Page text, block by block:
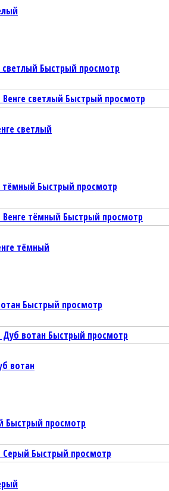
Быстрый просмотр
Быстрый просмотр
светлый
Быстрый просмотр
Быстрый просмотр
тёмный
Быстрый просмотр
Быстрый просмотр
вотан
Быстрый просмотр
Быстрый просмотр